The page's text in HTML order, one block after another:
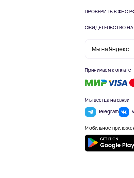
ПРОВЕРИТЬ В ФНС
СВИДЕТЕЛЬСТВО
Мы на Яндекс
Принимаем к оплате
Мы всегда на связи
Telegram
Мобильное